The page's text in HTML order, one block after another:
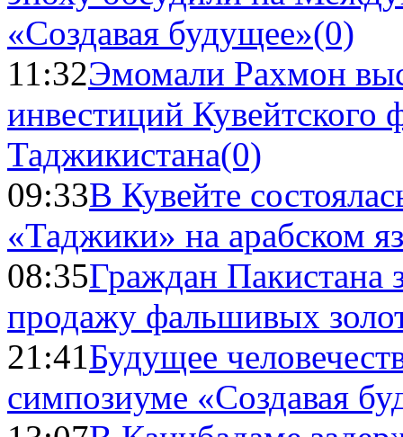
«Создавая будущее»(0)
11:32Эмомали Рахмон
инвестиций Кувейтского
Таджикистана(0)
09:33В Кувейте
«Таджики» на арабском
08:35Граждан Пакистана
продажу фальшивых
21:41Будущее
симпозиуме «Создавая